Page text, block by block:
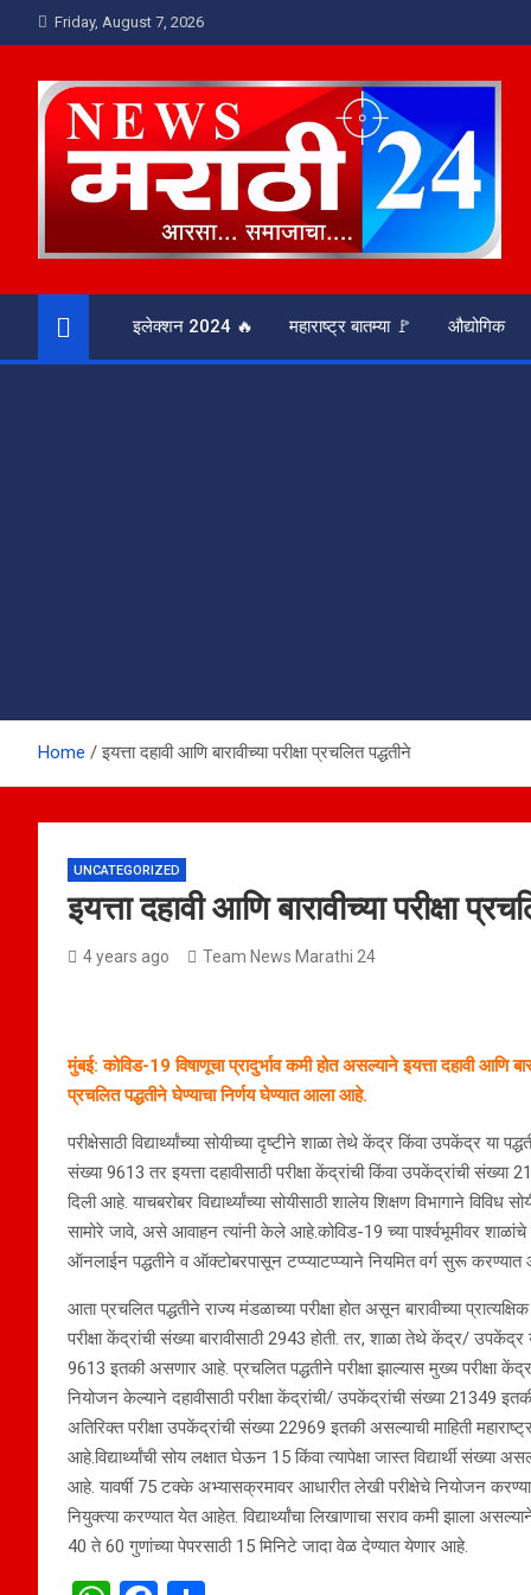
to
Friday, August 7, 2026
News Marathi 24
इलेक्शन 2024 🔥 महाराष्ट्र बातम्या 🚩 औद्योगिक
Home इयत्ता दहावी आणि बारावीच्या परीक्षा प्रचलित पद्धतीने
UNCATEGORIZED
इयत्ता दहावी आणि बारावीच्या परीक्षा
4 years ago Team News Marathi 24
मुंबई: कोविड-19 विषाणूचा प्रादुर्भाव कमी होत असल्याने इयत्ता दहावी आणि
प्रचलित पद्धतीने घेण्याचा निर्णय घेण्यात आला आहे.
परीक्षेसाठी विद्यार्थ्यांच्या सोयीच्या दृष्टीने शाळा तेथे केंद्र किंवा उपकेंद्र या
संख्या 9613 तर इयत्ता दहावीसाठी परीक्षा केंद्रांची किंवा उपकेंद्रांची
दिली आहे. याचबरोबर विद्यार्थ्यांच्या सोयीसाठी शालेय शिक्षण विभागाने विविध
सामोरे जावे, असे आवाहन त्यांनी केले आहे.कोविड-19 च्या पार्श्वभूमीवर शाळांचे
ऑनलाईन पद्धतीने व ऑक्टोबरपासून टप्प्याटप्प्याने नियमित वर्ग सुरू
आता प्रचलित पद्धतीने राज्य मंडळाच्या परीक्षा होत असून बारावीच्या
परीक्षा केंद्रांची संख्या बारावीसाठी 2943 होती. तर, शाळा तेथे केंद्र/ उपकेंद्र
9613 इतकी असणार आहे. प्रचलित पद्धतीने परीक्षा झाल्यास मुख्य परीक्षा
नियोजन केल्याने दहावीसाठी परीक्षा केंद्रांची/ उपकेंद्रांची संख्या 21349
अतिरिक्त परीक्षा उपकेंद्रांची संख्या 22969 इतकी असल्याची माहिती
आहे.विद्यार्थ्यांची सोय लक्षात घेऊन 15 किंवा त्यापेक्षा जास्त विद्यार्थी
आहे. यावर्षी 75 टक्के अभ्यासक्रमावर आधारीत लेखी परीक्षेचे नियोजन
नियुक्त्या करण्यात येत आहेत. विद्यार्थ्यांचा लिखाणाचा सराव कमी झाला
40 ते 60 गुणांच्या पेपरसाठी 15 मिनिटे जादा वेळ देण्यात येणार आहे.